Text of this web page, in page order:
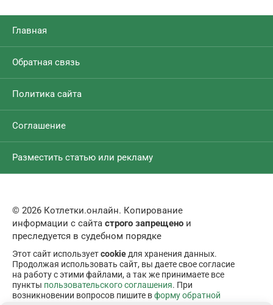
Главная
Обратная связь
Политика сайта
Соглашение
Разместить статью или рекламу
© 2026 Котлетки.онлайн. Копирование
информации с сайта строго запрещено и
преследуется в судебном порядке
Этот сайт используетcookieдля хранения данных.
Продолжая использовать сайт, вы даете свое согласие
на работу с этими файлами, а так же принимаете все
пункты пользовательского соглашения. При
возникновении вопросов пишите вформу обратной